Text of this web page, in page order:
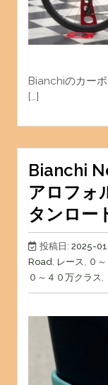
Bianchiのカー
[…]
Bianchi
アロフォ
タンロー
投稿日: 2025-
Road レース ０
０～４０万クラス